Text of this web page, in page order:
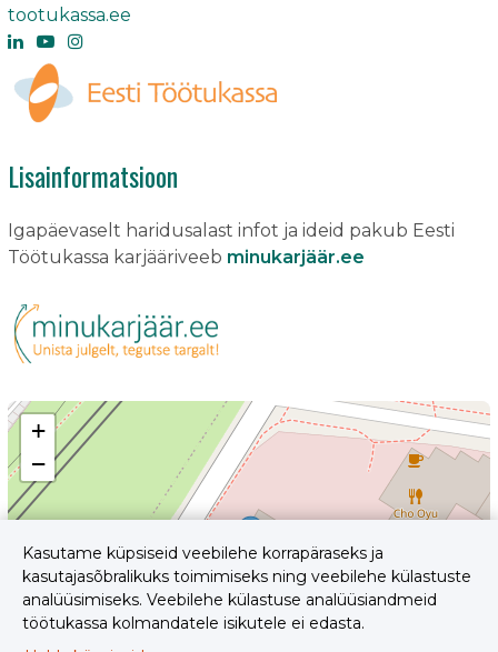
tootukassa.ee
Lisainformatsioon
Igapäevaselt haridusalast infot ja ideid pakub Eesti
Töötukassa karjääriveeb minukarjäär.ee
+
−
Kasutame küpsiseid veebilehe korrapäraseks ja
kasutajasõbralikuks toimimiseks ning veebilehe külastuste
analüüsimiseks. Veebilehe külastuse analüüsiandmeid
töötukassa kolmandatele isikutele ei edasta.